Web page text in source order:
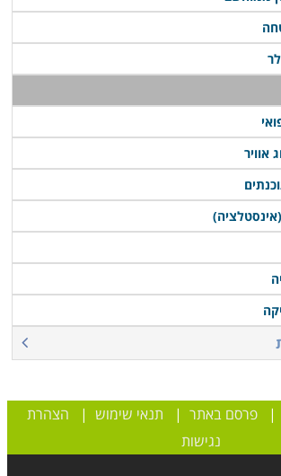
אוויר
|פרסם באתר | תנאי שימוש | הצהרת
נגישות